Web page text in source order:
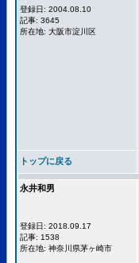
登録日: 2004.08.10
記事: 3645
所在地: 大阪市淀川区
トップに戻る
永井和男
登録日: 2018.09.17
記事: 1538
所在地: 神奈川県茅ヶ崎市